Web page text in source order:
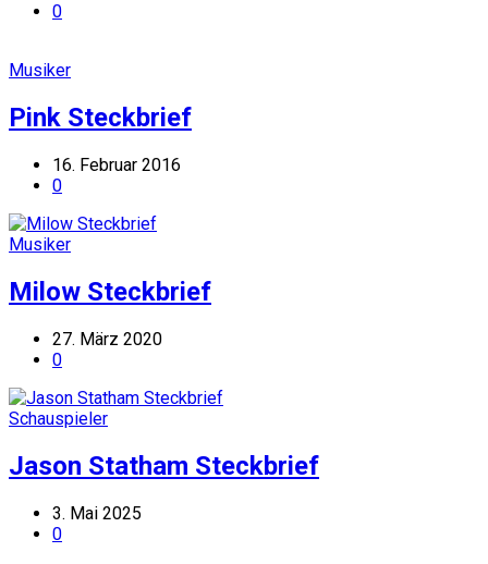
0
Musiker
Pink Steckbrief
16. Februar 2016
0
Musiker
Milow Steckbrief
27. März 2020
0
Schauspieler
Jason Statham Steckbrief
3. Mai 2025
0